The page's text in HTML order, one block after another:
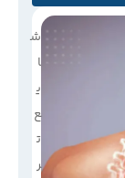
ش
ا
ی
ع
ت
ر